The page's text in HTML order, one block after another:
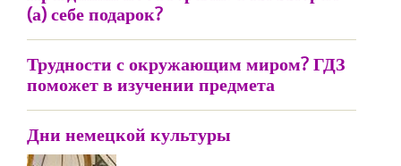
(а) себе подарок?
Трудности с окружающим миром? ГДЗ
поможет в изучении предмета
Дни немецкой культуры